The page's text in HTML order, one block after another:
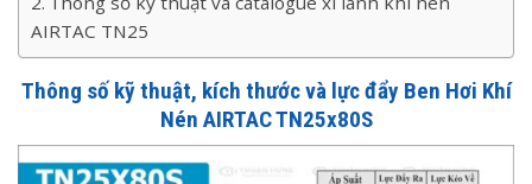
AIRTAC TN25
Thông số kỹ thuật, kích thước và lực đẩy Ben Hơi Khí
Nén AIRTAC TN25x80S